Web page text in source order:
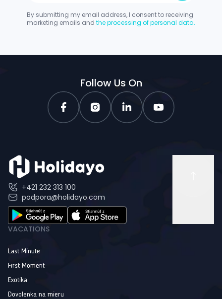
By submitting my email address, I consent to receiving
marketing emails and the processing of personal data.
Follow Us On
+421 232 313 100
podpora@holidayo.com
VACATIONS
Last Minute
First Moment
Exotika
Dovolenka na mieru